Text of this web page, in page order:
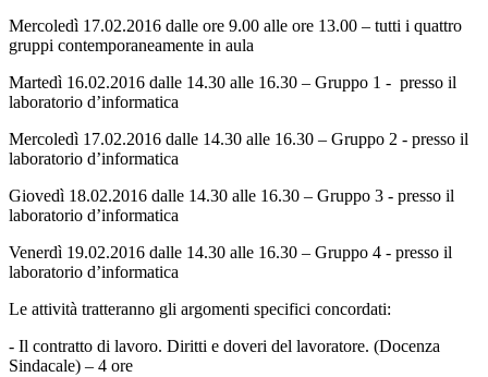
Mercoledì 17.02.2016 dalle ore 9.00 alle ore 13.00 – tutti i quattro
gruppi contemporaneamente in aula
Martedì 16.02.2016 dalle 14.30 alle 16.30 – Gruppo 1 - presso il
laboratorio d’informatica
Mercoledì 17.02.2016 dalle 14.30 alle 16.30 – Gruppo 2 - presso il
laboratorio d’informatica
Giovedì 18.02.2016 dalle 14.30 alle 16.30 – Gruppo 3 - presso il
laboratorio d’informatica
Venerdì 19.02.2016 dalle 14.30 alle 16.30 – Gruppo 4 - presso il
laboratorio d’informatica
Le attività tratteranno gli argomenti specifici concordati:
- Il contratto di lavoro. Diritti e doveri del lavoratore. (Docenza
Sindacale) – 4 ore